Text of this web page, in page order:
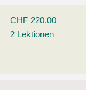
CHF 220.00
2 Lektionen